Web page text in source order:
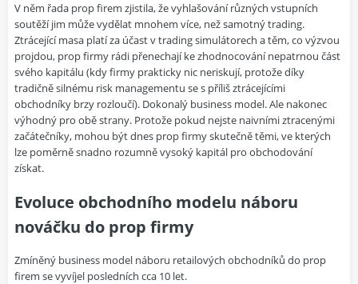
V něm řada prop firem zjistila, že vyhlašování různých vstupních
soutěží jim může vydělat mnohem více, než samotný trading.
Ztrácející masa platí za účast v trading simulátorech a těm, co výzvou
projdou, prop firmy rádi přenechají ke zhodnocování nepatrnou část
svého kapitálu (kdy firmy prakticky nic neriskují, protože díky
tradičně silnému risk managementu se s příliš ztrácejícími
obchodníky brzy rozloučí). Dokonalý business model. Ale nakonec
výhodný pro obě strany. Protože pokud nejste naivními ztracenými
začátečníky, mohou být dnes prop firmy skutečně těmi, ve kterých
lze poměrně snadno rozumně vysoký kapitál pro obchodování
získat.
Evoluce obchodního modelu náboru
nováčku do prop firmy
Zmíněný business model náboru retailových obchodníků do prop
firem se vyvíjel posledních cca 10 let.